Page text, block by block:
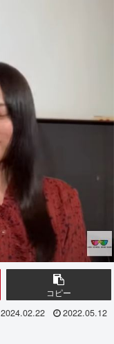
コピー
2024.02.22 2022.05.12